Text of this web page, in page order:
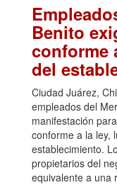
Benito
conforme
del
Ciudad Juárez,
empleados del
manifestación
conforme a la ley,
establecimiento.
propietarios del
equivalente a una